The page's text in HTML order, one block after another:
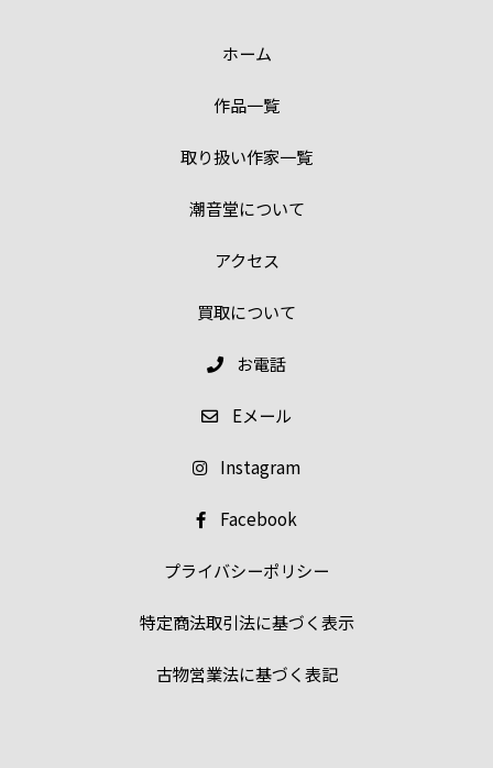
ホーム
作品一覧
取り扱い作家一覧
潮音堂について
アクセス
買取について
お電話
Eメール
Instagram
Facebook
プライバシーポリシー
特定商法取引法に基づく表示
古物営業法に基づく表記